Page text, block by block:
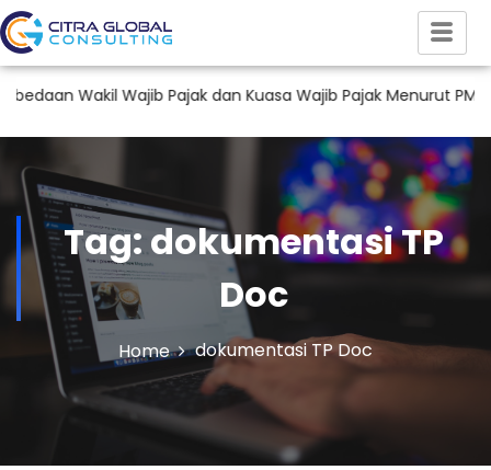
Wakil Wajib Pajak dan Kuasa Wajib Pajak Menurut PMK 44
Tag:dokumentasi TP
Doc
Home dokumentasi TP Doc